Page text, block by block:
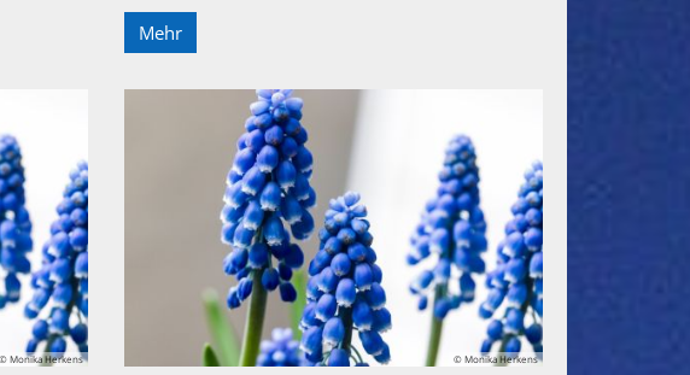
Mehr
© Monika Herkens © Monika Herkens